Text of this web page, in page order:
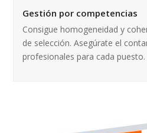
Gestión por competencias
Consigue homogeneidad y
de selección. Asegúrate el
profesionales para cada puesto.